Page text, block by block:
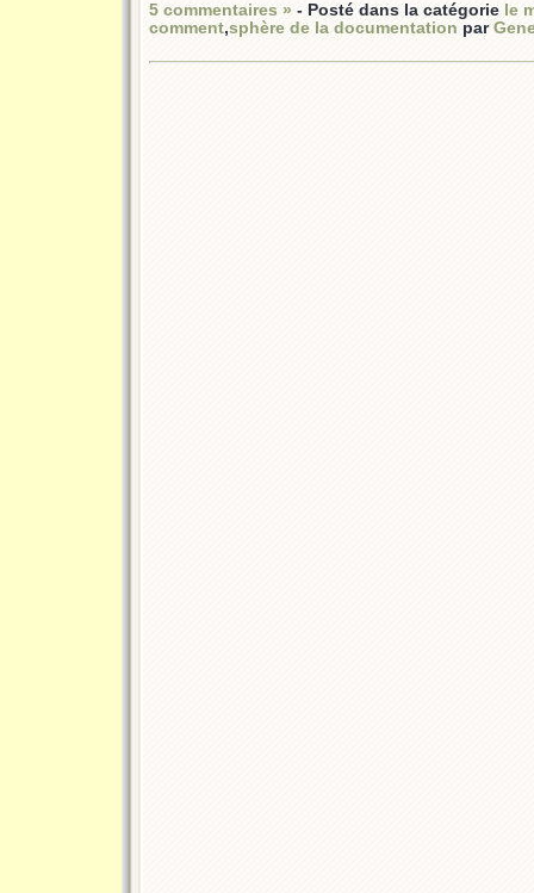
5 commentaires » - Posté dans la catégorie le
comment,sphère de la documentation par